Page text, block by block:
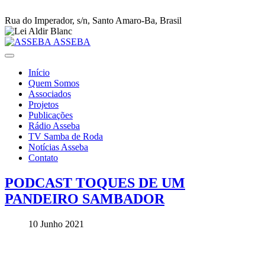
Rua do Imperador, s/n, Santo Amaro-Ba, Brasil
ASSEBA
Início
Quem Somos
Associados
Projetos
Publicações
Rádio Asseba
TV Samba de Roda
Notícias Asseba
Contato
PODCAST TOQUES DE UM
PANDEIRO SAMBADOR
10 Junho 2021